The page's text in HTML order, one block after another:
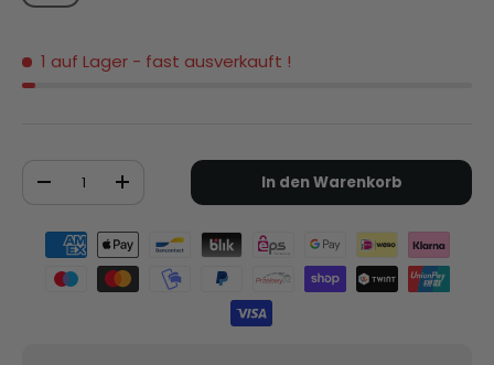
1 auf Lager - fast ausverkauft !
-
+ In den Warenkorb
Zahlungsmethoden